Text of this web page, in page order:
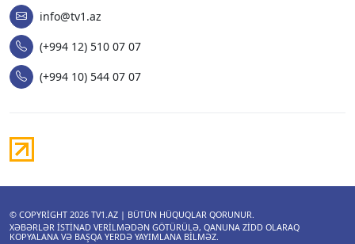
info@tv1.az
(+994 12) 510 07 07
(+994 10) 544 07 07
© COPYRIGHT 2026 TV1.AZ | BÜTÜN HÜQUQLAR QORUNUR.
XƏBƏRLƏR ISTINAD VERILMƏDƏN GÖTÜRÜLƏ, QANUNA ZIDD OLARAQ
KOPYALANA VƏ BAŞQA YERDƏ YAYIMLANA BILMƏZ.